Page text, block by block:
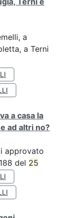
a
a Terni
a casa la
ad altri no?
approvato
del 25